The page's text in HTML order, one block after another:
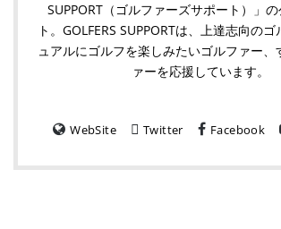
SUPPORT（ゴルファーズサポート）」
ト。GOLFERS SUPPORTは、上達志向の
ュアルにゴルフを楽しみたいゴルファー、
ァーを応援しています。
WebSite Twitter Facebook